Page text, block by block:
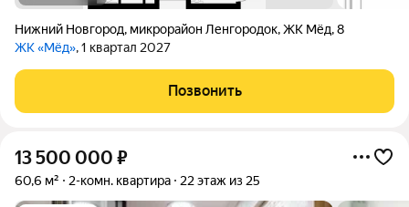
Нижний Новгород, микрорайон Ленгородок,ЖК Мёд,8
ЖК «Мёд», 1 квартал 2027
Позвонить
13 500 000 ₽
60,6 м² 2-комн. квартира 22 этаж из 25